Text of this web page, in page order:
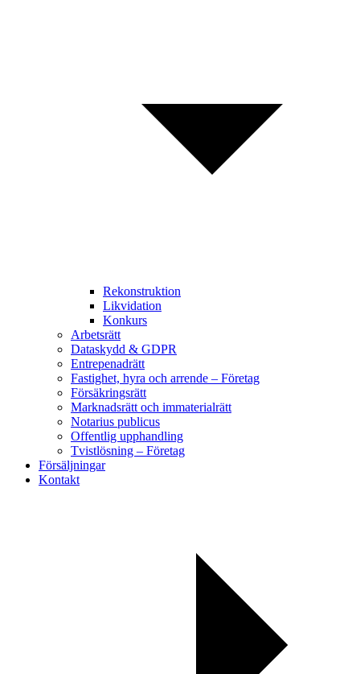
Rekonstruktion
Likvidation
Konkurs
Arbetsrätt
Dataskydd & GDPR
Entrepenadrätt
Fastighet, hyra och arrende – Företag
Försäkringsrätt
Marknadsrätt och immaterialrätt
Notarius publicus
Offentlig upphandling
Tvistlösning – Företag
Försäljningar
Kontakt